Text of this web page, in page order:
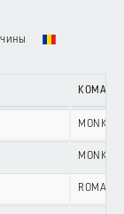
MONKEY
MONKEY
ROMANIA